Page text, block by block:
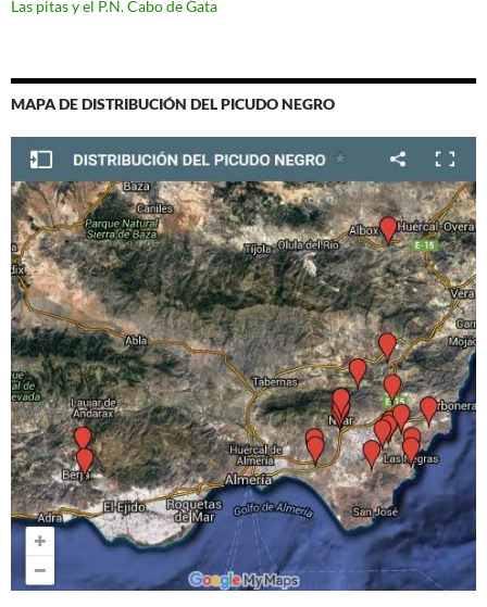
Las pitas y el P.N. Cabo de Gata
MAPA DE DISTRIBUCIÓN DEL PICUDO NEGRO